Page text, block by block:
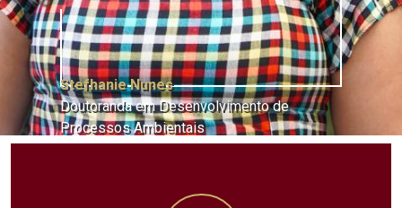
Stefhanie Nunes
Doutoranda em Desenvolvimento de
Processos Ambientais